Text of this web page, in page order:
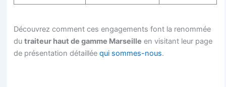
Découvrez comment ces engagements font la renommée
dutraiteur haut de gamme Marseille en visitant leur page
de présentation détailléequi sommes-nous.